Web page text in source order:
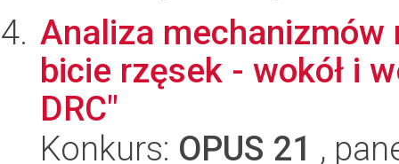
Analiza
bicie rzęsek - wokół i
DRC"
Konkurs: OPUS 21 ,